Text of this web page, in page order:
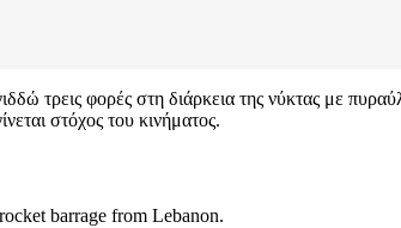
τρεις φορές στη διάρκεια της νύκτας με
στόχος του κινήματος.
barrage from Lebanon.